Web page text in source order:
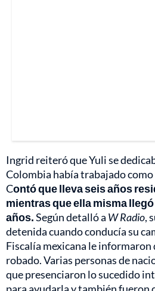
Ingrid reiteró que Yuli se
Colombia había trabajado
Contó que lleva seis años
mientras que ella misma
años.Según detalló a W Radio,
detenida cuando conducía su
Fiscalía mexicana le informaron
robado. Varias personas de
que presenciaron lo sucedido